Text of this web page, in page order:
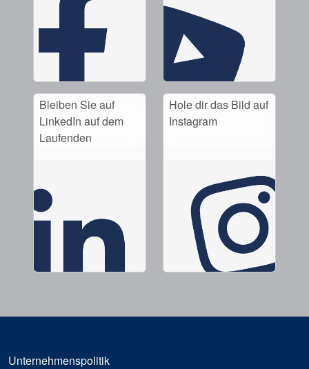
Bleiben Sie auf
LinkedIn auf dem
Laufenden
Hole dir das Bild auf
Instagram
Unternehmenspolitik